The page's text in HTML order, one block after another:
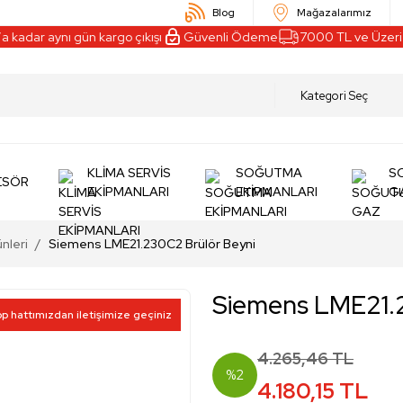
Blog Mağazalarımız
aynı gün kargo çıkışı Güvenli Ödeme 7000 TL ve Üzeri
KLİMA SERVİS
EKİPMANLARI
SOĞUTMA
EKİPMANLARI
Siemens LME21.230C2 Brülör Beyni
hattımızdan iletişimize geçiniz Siemens
%2
4.265,46 TL
4.180,15 TL